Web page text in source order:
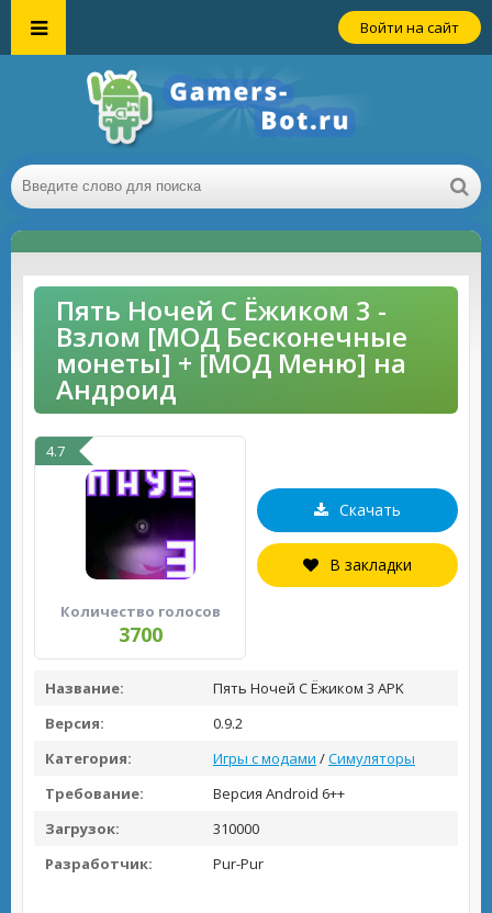
Войти на сайт
Пять Ночей С Ёжиком 3 -
Взлом [МОД Бесконечные
монеты] + [МОД Меню] на
Андроид
4.7
Количество голосов
3700
Скачать
В закладки
Название:
Пять Ночей С Ёжиком 3 APK
Версия:
0.9.2
Категория:
Игры с модами /Симуляторы
Требование:
Версия Android 6++
Загрузок:
310000
Разработчик:
Pur-Pur